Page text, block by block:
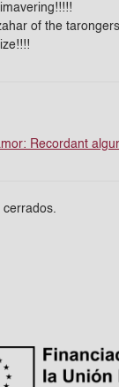
of the
Recordant